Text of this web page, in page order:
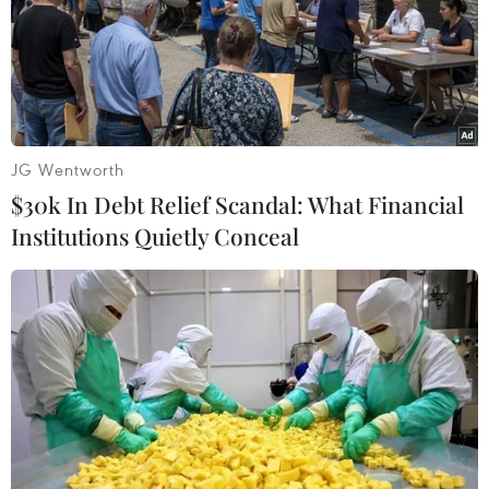
BIDV chốt ngày chia 498 triệu cổ
phiếu, tăng vốn điều lệ lên 77.783 tỷ
đồng
06/08/2026 13:42
Hướng tới mục tiêu quy mô dự trữ
đạt 1% GDP vào năm 2030
06/08/2026 10:23
NAPAS, BIDV và Weixin Pay mở rộng
thanh toán QR Việt Nam-Trung
Quốc
JG Wentworth
$30k In Debt Relief Scandal: What Financial
Institutions Quietly Conceal